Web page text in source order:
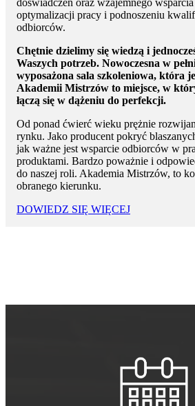
doświadczeń oraz wzajemnego
optymalizacji pracy i podnoszeniu
odbiorców.
Chętnie dzielimy się wiedzą i
Waszych potrzeb. Nowoczesna w
wyposażona sala szkoleniowa, która
Akademii Mistrzów to miejsce, w
łączą się w dążeniu do perfekcji.
Od ponad ćwierć wieku prężnie
rynku. Jako producent pokryć
jak ważne jest wsparcie odbiorców w
produktami. Bardzo poważnie i
do naszej roli. Akademia Mistrzów, to
obranego kierunku.
DOWIEDZ SIĘ WIĘCEJ